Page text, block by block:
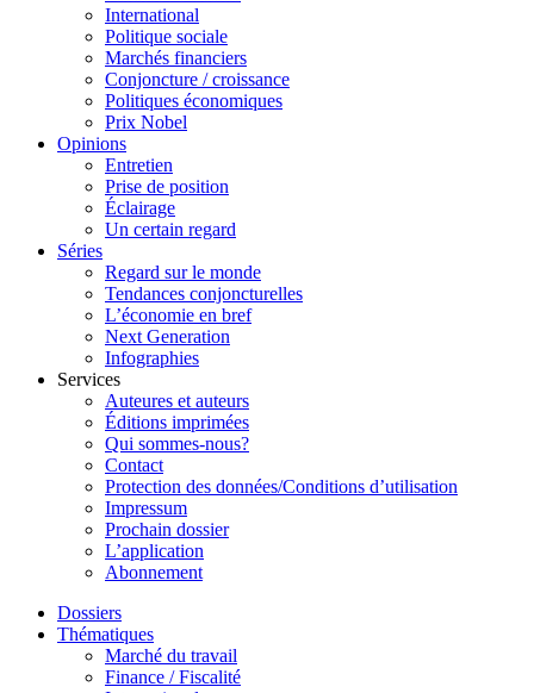
International
Politique sociale
Marchés financiers
Conjoncture / croissance
Politiques économiques
Prix Nobel
Opinions
Entretien
Prise de position
Éclairage
Un certain regard
Séries
Regard sur le monde
Tendances conjoncturelles
L’économie en bref
Next Generation
Infographies
Services
Auteures et auteurs
Éditions imprimées
Qui sommes-nous?
Contact
Protection des données/Conditions d’utilisation
Impressum
Prochain dossier
L’application
Abonnement
Dossiers
Thématiques
Marché du travail
Finance / Fiscalité